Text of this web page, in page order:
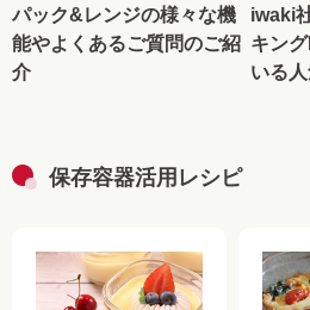
パック&レンジの様々な機
能やよくあるご質問のご紹
介
iwaki
キン
いる
保存容器活用レシピ